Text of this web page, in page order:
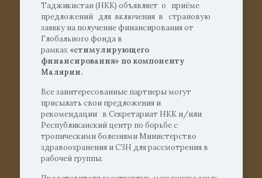
Таджикистан (НКК) объявляет о приёме
предложений для включения в страновую
заявку на получение финансирования от
Глобального фонда в
рамках «стимулирующего
финансирования» по компоненту
Малярии.
Все заинтересованные партнеры могут
присылать свои предложения и
рекомендации в Секретариат НКК и/или
Республиканский центр по борьбе с
тропическими болезнями Министерство
здравоохранения и СЗН для рассмотрения в
рабочей группы.